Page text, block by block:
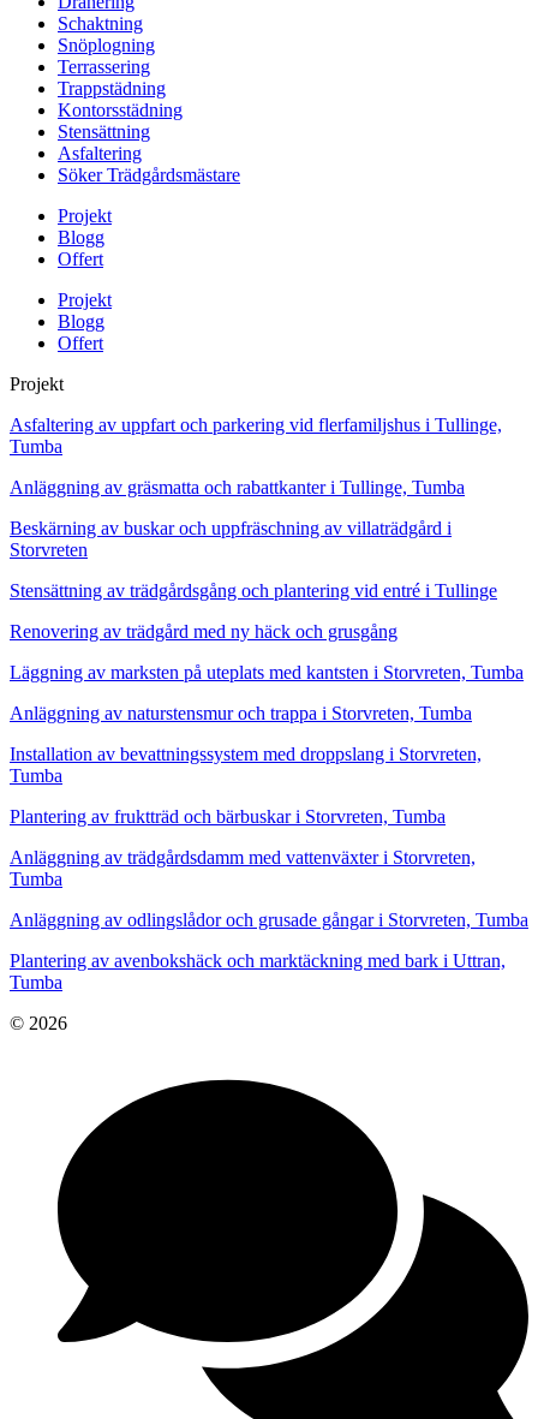
Schaktning
Snöplogning
Terrassering
Trappstädning
Kontorsstädning
Stensättning
Asfaltering
Söker Trädgårdsmästare
Projekt
Blogg
Offert
Projekt
Blogg
Offert
Projekt
Asfaltering av uppfart och parkering vid flerfamiljshus i Tullinge,
Tumba
Anläggning av gräsmatta och rabattkanter i Tullinge, Tumba
Beskärning av buskar och uppfräschning av villaträdgård i
Storvreten
Stensättning av trädgårdsgång och plantering vid entré i Tullinge
Renovering av trädgård med ny häck och grusgång
Läggning av marksten på uteplats med kantsten i Storvreten, Tumba
Anläggning av naturstensmur och trappa i Storvreten, Tumba
Installation av bevattningssystem med droppslang i Storvreten,
Tumba
Plantering av fruktträd och bärbuskar i Storvreten, Tumba
Anläggning av trädgårdsdamm med vattenväxter i Storvreten,
Tumba
Anläggning av odlingslådor och grusade gångar i Storvreten, Tumba
Plantering av avenbokshäck och marktäckning med bark i Uttran,
Tumba
© 2026